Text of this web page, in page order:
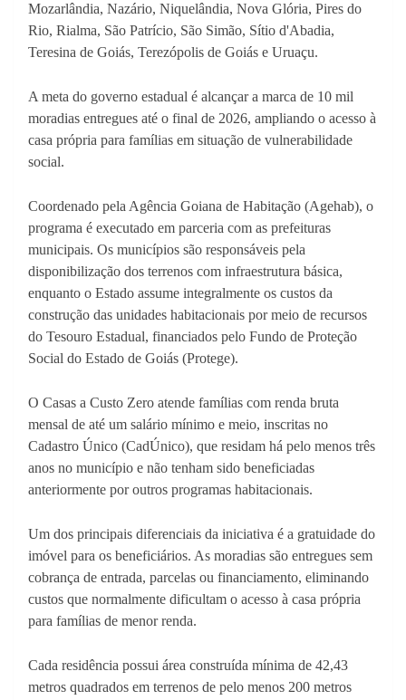
Mozarlândia, Nazário, Niquelândia, Nova Glória, Pires do
Rio, Rialma, São Patrício, São Simão, Sítio d'Abadia,
Teresina de Goiás, Terezópolis de Goiás e Uruaçu.
A meta do governo estadual é alcançar a marca de 10 mil
moradias entregues até o final de 2026, ampliando o acesso à
casa própria para famílias em situação de vulnerabilidade
social.
Coordenado pela Agência Goiana de Habitação (Agehab), o
programa é executado em parceria com as prefeituras
municipais. Os municípios são responsáveis pela
disponibilização dos terrenos com infraestrutura básica,
enquanto o Estado assume integralmente os custos da
construção das unidades habitacionais por meio de recursos
do Tesouro Estadual, financiados pelo Fundo de Proteção
Social do Estado de Goiás (Protege).
O Casas a Custo Zero atende famílias com renda bruta
mensal de até um salário mínimo e meio, inscritas no
Cadastro Único (CadÚnico), que residam há pelo menos três
anos no município e não tenham sido beneficiadas
anteriormente por outros programas habitacionais.
Um dos principais diferenciais da iniciativa é a gratuidade do
imóvel para os beneficiários. As moradias são entregues sem
cobrança de entrada, parcelas ou financiamento, eliminando
custos que normalmente dificultam o acesso à casa própria
para famílias de menor renda.
Cada residência possui área construída mínima de 42,43
metros quadrados em terrenos de pelo menos 200 metros